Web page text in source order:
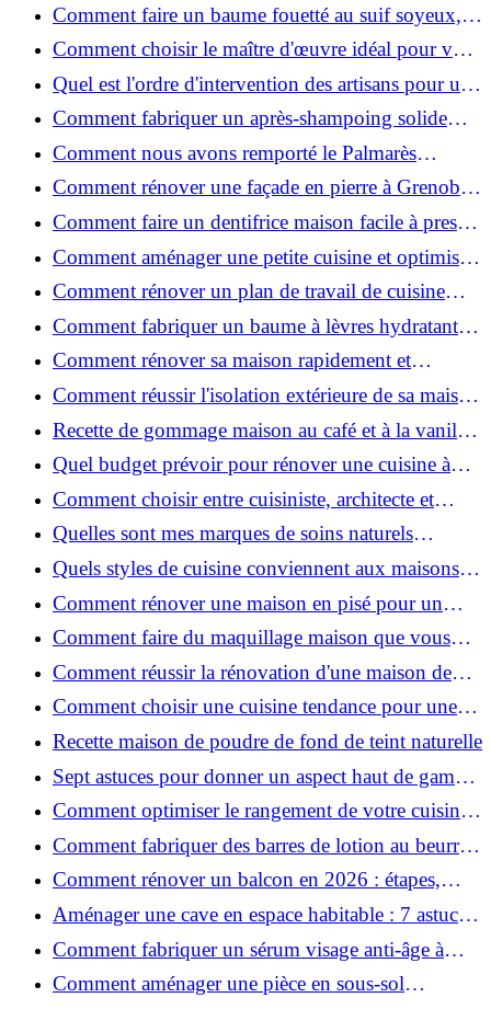
Comment faire un baume fouetté au suif soyeux,
fait maison ?
Comment choisir le maître d'œuvre idéal pour vos
travaux de rénovation ?
Quel est l'ordre d'intervention des artisans pour une
rénovation ?
Comment fabriquer un après-shampoing solide
naturel pour cheveux ?
Comment nous avons remporté le Palmarès
(Ré)HABITER 2025 : les coulisses du projet primé
?
Comment rénover une façade en pierre à Grenoble
: techniques, coûts et conseils
Comment faire un dentifrice maison facile à presser
?
Comment aménager une petite cuisine et optimiser
chaque centimètre carré ?
Comment rénover un plan de travail de cuisine
facilement : guide étape par étape
Comment fabriquer un baume à lèvres hydratant et
naturel au suif ?
Comment rénover sa maison rapidement et
efficacement ?
Comment réussir l'isolation extérieure de sa maison
pour une rénovation performante et durable ?
Recette de gommage maison au café et à la vanille
pour une peau douce
Quel budget prévoir pour rénover une cuisine à
Voiron en 2026 : coûts et aides locales ?
Comment choisir entre cuisiniste, architecte et
contractant général à Voiron ?
Quelles sont mes marques de soins naturels
préférées ?
Quels styles de cuisine conviennent aux maisons et
appartements du Voironnais ?
Comment rénover une maison en pisé pour un
habitat sain et performant ?
Comment faire du maquillage maison que vous
utiliserez vraiment ?
Comment réussir la rénovation d'une maison de
ville en 2026 ?
Comment choisir une cuisine tendance pour une
rénovation en 2026 ?
Recette maison de poudre de fond de teint naturelle
Sept astuces pour donner un aspect haut de gamme
à votre cuisine
Comment optimiser le rangement de votre cuisine
et gagner de la place ?
Comment fabriquer des barres de lotion au beurre
de karité ?
Comment rénover un balcon en 2026 : étapes,
budget et matériaux ?
Aménager une cave en espace habitable : 7 astuces
essentielles
Comment fabriquer un sérum visage anti-âge à
l'huile de rose musquée ?
Comment aménager une pièce en sous-sol